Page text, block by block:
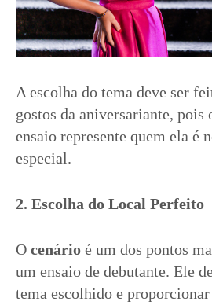
A escolha do tema deve ser
gostos da aniversariante, pois
ensaio represente quem ela é
especial.
2. Escolha do Local Perfeito
O cenário é um dos pontos
um ensaio de debutante. Ele
tema escolhido e